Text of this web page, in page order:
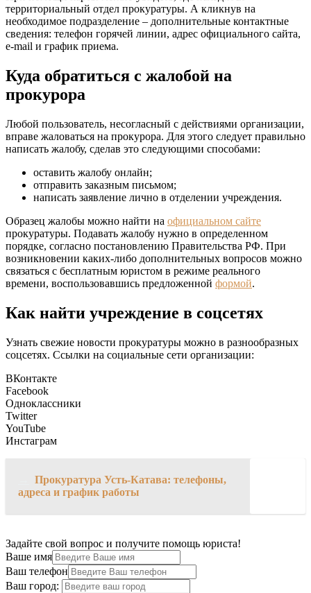
территориальный отдел прокуратуры. А кликнув на
необходимое подразделение – дополнительные контактные
сведения: телефон горячей линии, адрес официального сайта,
e-mail и график приема.
Куда обратиться с жалобой на
прокурора
Любой пользователь, несогласный с действиями организации,
вправе жаловаться на прокурора. Для этого следует правильно
написать жалобу, сделав это следующими способами:
оставить жалобу онлайн;
отправить заказным письмом;
написать заявление лично в отделении учреждения.
Образец жалобы можно найти на официальном сайте
прокуратуры. Подавать жалобу нужно в определенном
порядке, согласно постановлению Правительства РФ. При
возникновении каких-либо дополнительных вопросов можно
связаться с бесплатным юристом в режиме реального
времени, воспользовавшись предложенной формой.
Как найти учреждение в соцсетях
Узнать свежие новости прокуратуры можно в разнообразных
соцсетях. Ссылки на социальные сети организации:
ВКонтакте
Facebook
Одноклассники
Twitter
YouTube
Инстаграм
Прокуратура Усть-Катава: телефоны,
адреса и график работы
Задайте свой вопрос и получите помощь юриста!
Ваше имя
Ваш телефон
Ваш город: